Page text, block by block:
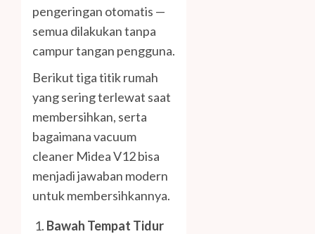
pengeringan otomatis —
semua dilakukan tanpa
campur tangan pengguna.
Berikut tiga titik rumah
yang sering terlewat saat
membersihkan, serta
bagaimana vacuum
cleaner Midea V12 bisa
menjadi jawaban modern
untuk membersihkannya.
Bawah Tempat Tidur